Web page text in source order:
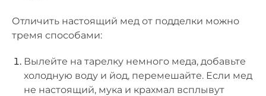
Отличить настоящий мед от подделки можно
тремя способами:
Вылейте на тарелку немного меда, добавьте
холодную воду и йод, перемешайте. Если мед
не настоящий, мука и крахмал всплывут